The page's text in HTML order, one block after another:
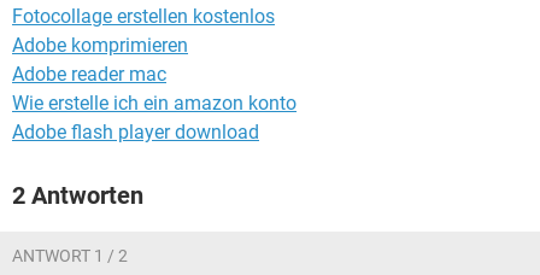
Fotocollage erstellen kostenlos
Adobe komprimieren
Adobe reader mac
Wie erstelle ich ein amazon konto
Adobe flash player download
2 Antworten
ANTWORT 1 / 2